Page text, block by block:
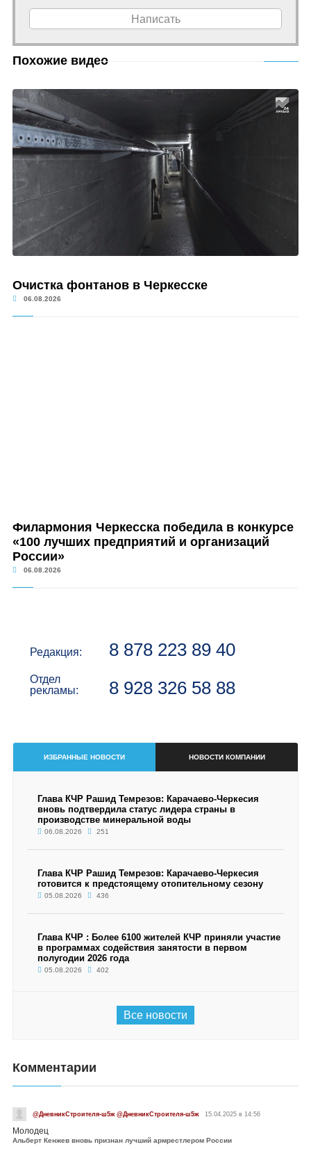
Написать
Похожие видео
Очистка фонтанов в Черкесске
06.08.2026
Филармония Черкесска победила в конкурсе
«100 лучших предприятий и организаций
России»
06.08.2026
Редакция: 8 878 223 89 40
Отдел
рекламы:
8 928 326 58 88
ИЗБРАННЫЕ НОВОСТИ НОВОСТИ КОМПАНИИ
Глава КЧР Рашид Темрезов: Карачаево-Черкесия
вновь подтвердила статус лидера страны в
производстве минеральной воды
06.08.2026 251
Глава КЧР Рашид Темрезов: Карачаево-Черкесия
готовится к предстоящему отопительному сезону
05.08.2026 436
Глава КЧР : Более 6100 жителей КЧР приняли участие
в программах содействия занятости в первом
полугодии 2026 года
05.08.2026 402
Все новости
Комментарии
@ДневникСтроителя-ш5ж @ДневникСтроителя-ш5ж 15.04.2025 в 14:56
Молодец
Альберт Кенжев вновь признан лучший армрестлером России